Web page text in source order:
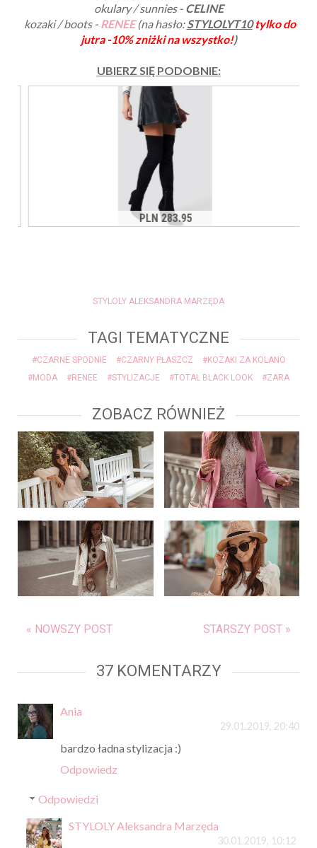
okulary / sunnies - CELINE
kozaki / boots - RENEE(na hasło:STYLOLYT10 tylko do
jutra -10% zniżki na wszystko!)
UBIERZ SIĘ PODOBNIE:
STYLOLY ALEKSANDRA MARZĘDA
TAGI TEMATYCZNE
#CZARNE SPODNIE #CZARNY PŁASZCZ
#KOZAKI ZA KOLANO
#MODA
#RENEE #STYLIZACJE #TOTAL BLACK LOOK #ZARA
ZOBACZ RÓWNIEŻ
« NOWSZY POST STARSZY POST »
37 KOMENTARZY
Ania
29.01.2019, 20:40
bardzo ładna stylizacja :)
Odpowiedz
Odpowiedzi
STYLOLY Aleksandra Marzęda
30.01.2019, 10:12